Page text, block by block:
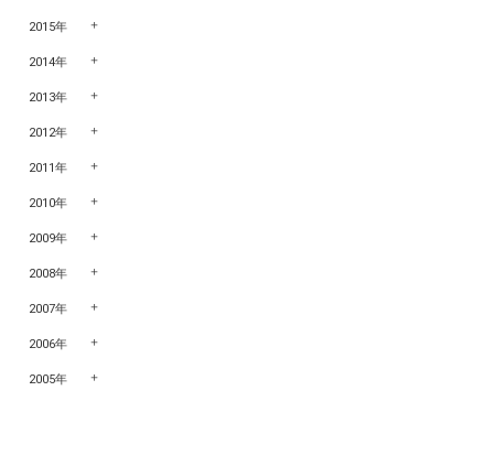
2015年
2014年
2013年
2012年
2011年
2010年
2009年
2008年
2007年
2006年
2005年